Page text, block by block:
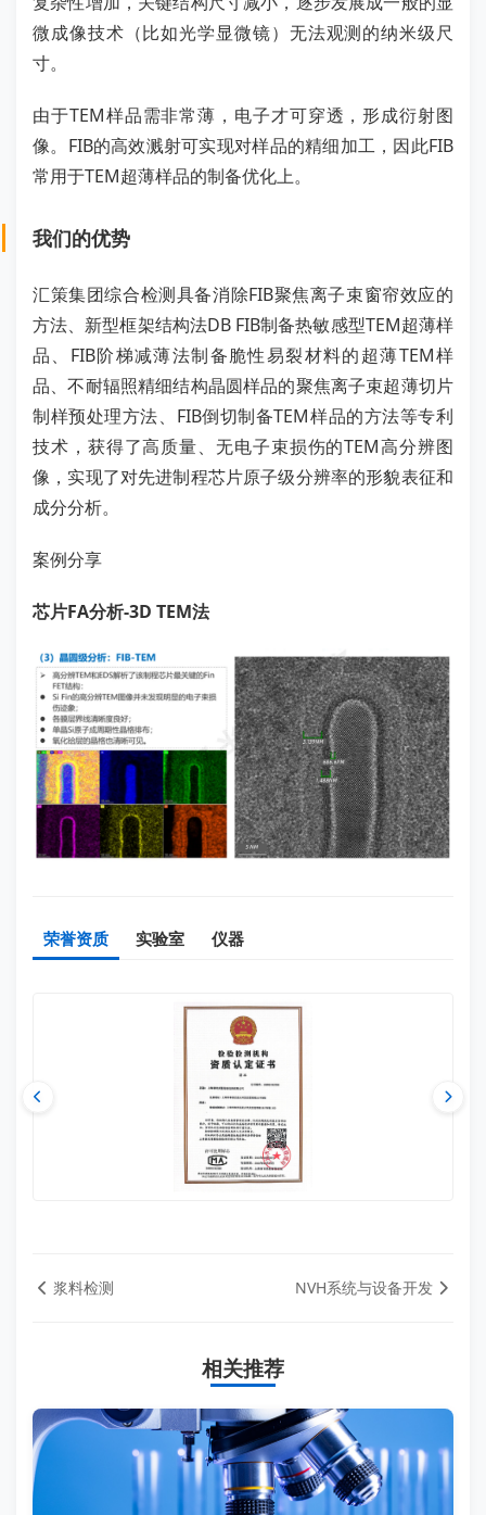
微成像技术（比如光学显微镜）无法观测的纳米级尺
寸。
由于TEM样品需非常薄，电子才可穿透，形成衍射图
像。FIB的高效溅射可实现对样品的精细加工，因此FIB
常用于TEM超薄样品的制备优化上。
我们的优势
汇策集团综合检测具备消除FIB聚焦离子束窗帘效应的
方法、新型框架结构法DB FIB制备热敏感型TEM超薄样
品、FIB阶梯减薄法制备脆性易裂材料的超薄TEM样
品、不耐辐照精细结构晶圆样品的聚焦离子束超薄切片
制样预处理方法、FIB倒切制备TEM样品的方法等专利
技术，获得了高质量、无电子束损伤的TEM高分辨图
像，实现了对先进制程芯片原子级分辨率的形貌表征和
成分分析。
案例分享
芯片FA分析-3D TEM法
荣誉资质 实验室 仪器
浆料检测 NVH系统与设备开发
相关推荐